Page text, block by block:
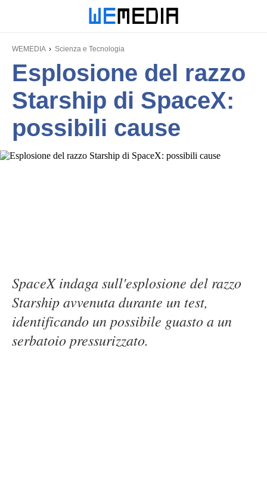
WEMEDIA Scienza e Tecnologia
Esplosione del razzo
Starship di SpaceX:
possibili cause
SpaceX indaga sull'esplosione del razzo
Starship avvenuta durante un test,
identificando un possibile guasto a un
serbatoio pressurizzato.